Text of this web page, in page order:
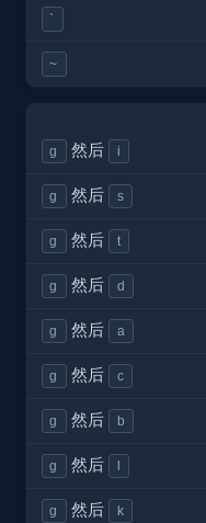
`
~
g 然后 i
g 然后 s
g 然后 t
g 然后 d
g 然后 a
g 然后 c
g 然后 b
g 然后 l
g 然后 k